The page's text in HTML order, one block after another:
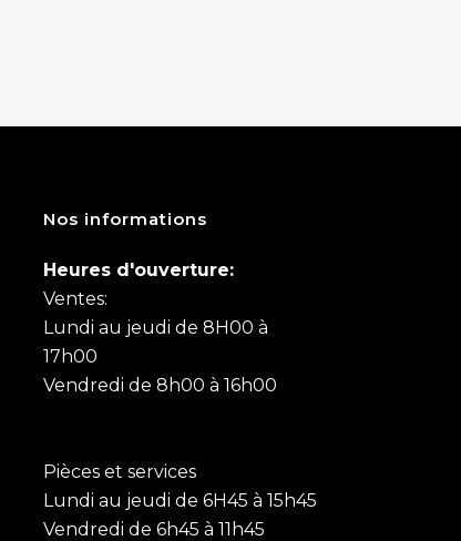
Nos informations
Heures d'ouverture:
Ventes:
Lundi au jeudi de 8H00 à
17h00
Vendredi de 8h00 à 16h00
Pièces et services
Lundi au jeudi de 6H45 à 15h45
Vendredi de 6h45 à 11h45